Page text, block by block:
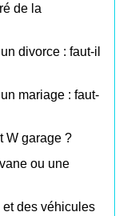
de la
divorce : faut-il
mariage : faut-
W garage ?
ou une
et des véhicules